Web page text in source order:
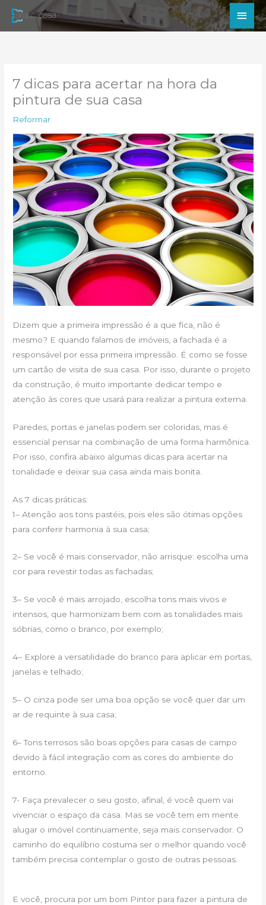
para
7 dicas para acertar na hora da
pintura de sua casa
Reformar
Dizem que a primeira impressão é a que fica, não é
mesmo? E quando falamos de imóveis, a fachada é a
responsável por essa primeira impressão. É como se fosse
um cartão de visita de sua casa. Por isso, durante o projeto
da construção, é muito importante dedicar tempo e
atenção às cores que usará para realizar a pintura externa.
Paredes, portas e janelas podem ser coloridas, mas é
essencial pensar na combinação de uma forma harmônica.
Por isso, confira abaixo algumas dicas para acertar na
tonalidade e deixar sua casa ainda mais bonita.
As 7 dicas práticas:
1– Atenção aos tons pastéis, pois eles são ótimas opções
para conferir harmonia à sua casa;
2– Se você é mais conservador, não arrisque: escolha uma
cor para revestir todas as fachadas;
3– Se você é mais arrojado, escolha tons mais vivos e
intensos, que harmonizam bem com as tonalidades mais
sóbrias, como o branco, por exemplo;
4– Explore a versatilidade do branco para aplicar em portas,
janelas e telhado;
5– O cinza pode ser uma boa opção se você quer dar um
ar de requinte à sua casa;
6– Tons terrosos são boas opções para casas de campo
devido à fácil integração com as cores do ambiente do
entorno.
7- Faça prevalecer o seu gosto, afinal, é você quem vai
vivenciar o espaço da casa. Mas se você tem em mente
alugar o imóvel continuamente, seja mais conservador. O
caminho do equilíbrio costuma ser o melhor quando você
também precisa contemplar o gosto de outras pessoas.
E você, procura por um bom Pintor para fazer a pintura de